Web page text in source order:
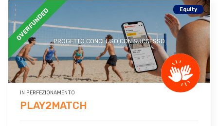
PROGETTO CONCLUSO CON SUCCESSO
OVERFUNDED Equity
IN PERFEZIONAMENTO
PLAY2MATCH